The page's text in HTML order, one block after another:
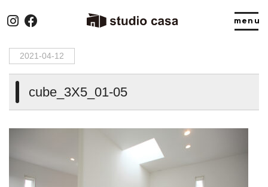
HOME cube_3X5_01-05
2021-04-12
cube_3X5_01-05